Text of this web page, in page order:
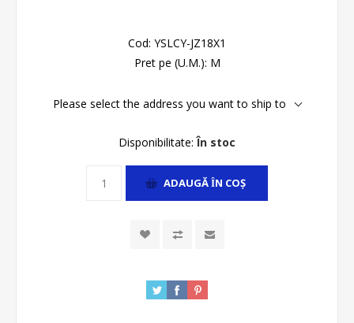
Cod: YSLCY-JZ18X1
Pret pe (U.M.): M
Please select the address you want to ship to
Disponibilitate: În stoc
ADAUGĂ ȊN COŞ